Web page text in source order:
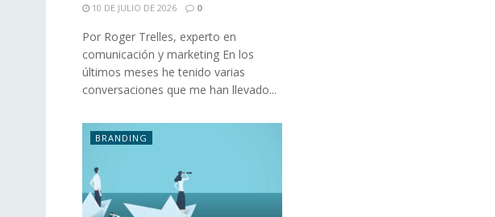
10 DE JULIO DE 2026
0
Por Roger Trelles, experto en
comunicación y marketing En los
últimos meses he tenido varias
conversaciones que me han llevado...
BRANDING